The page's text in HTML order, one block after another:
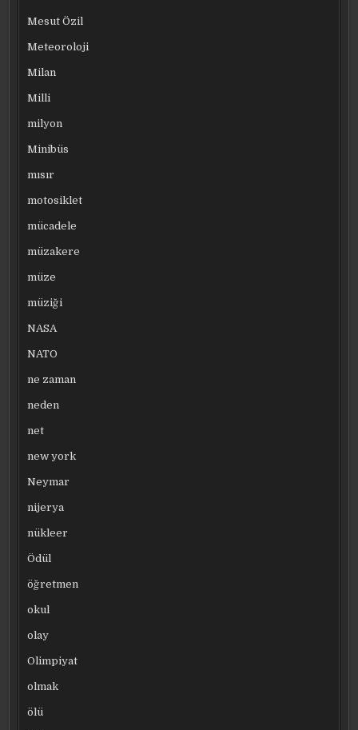
Mesut Özil
Meteoroloji
Milan
Milli
milyon
Minibüs
mısır
motosiklet
mücadele
müzakere
müze
müziği
NASA
NATO
ne zaman
neden
net
new york
Neymar
nijerya
nükleer
Ödül
öğretmen
okul
olay
Olimpiyat
olmak
ölü